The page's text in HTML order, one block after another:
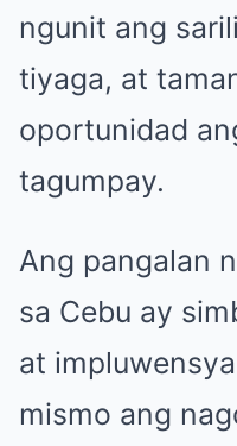
ngunit ang
tiyaga, at
oportunidad
tagumpay.
Ang pangalan
sa Cebu ay
at
mismo ang